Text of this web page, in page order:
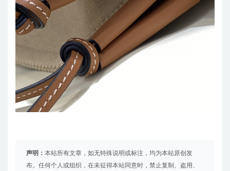
声明： 本站所有文章，如无特殊说明或标注，均为本站原创发
布。任何个人或组织，在未征得本站同意时，禁止复制、盗用、